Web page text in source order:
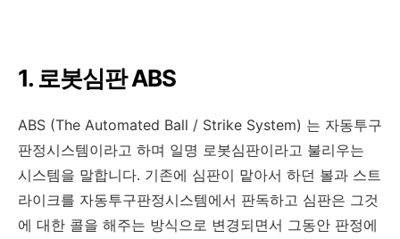
1. 로봇심판 ABS
ABS (The Automated Ball / Strike System) 는 자동투구
판정시스템이라고 하며 일명 로봇심판이라고 불리우는
시스템을 말합니다. 기존에 심판이 맡아서 하던 볼과 스트
라이크를 자동투구판정시스템에서 판독하고 심판은 그것
에 대한 콜을 해주는 방식으로 변경되면서 그동안 판정에